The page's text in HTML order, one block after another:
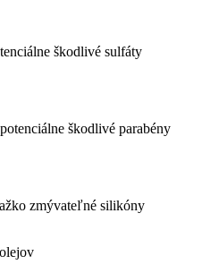
škodlivé sulfáty
škodlivé parabény
zmývateľné silikóny